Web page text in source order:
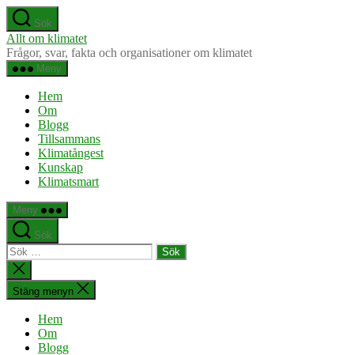
Hoppa
till
innehåll
Sök
Allt om klimatet
Frågor, svar, fakta och organisationer om klimatet
Meny
Hem
Om
Blogg
Tillsammans
Klimatångest
Kunskap
Klimatsmart
Meny
Sök
Sök
efter:
Stäng
sökningen
Stäng menyn
Hem
Om
Blogg